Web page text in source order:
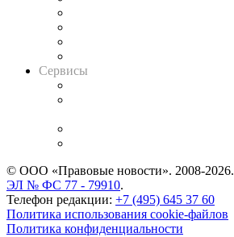
Сервисы
© ООО «Правовые новости». 2008-2026.
ЭЛ № ФС 77 - 79910.
Телефон редакции: +7 (495) 645 37 60
Политика использования cookie-файлов
Политика конфиденциальности